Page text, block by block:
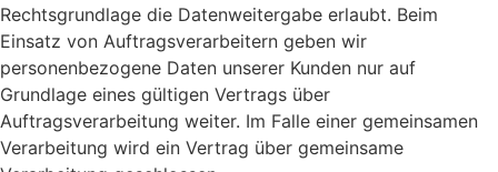
Rechtsgrundlage die Datenweitergabe erlaubt. Beim
Einsatz von Auftragsverarbeitern geben wir
personenbezogene Daten unserer Kunden nur auf
Grundlage eines gültigen Vertrags über
Auftragsverarbeitung weiter. Im Falle einer gemeinsamen
Verarbeitung wird ein Vertrag über gemeinsame